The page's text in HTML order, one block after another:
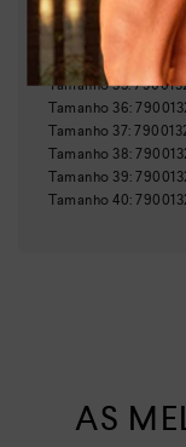
GTIN:
Tamanho
Tamanho
Tamanho35:
Tamanho 36:
Tamanho 37:
Tamanho 38:
Tamanho 39:
Tamanho40:
AS